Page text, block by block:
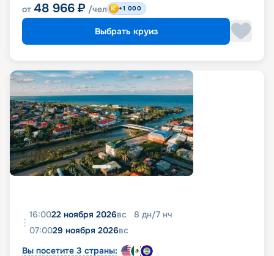
от 48 966 ₽ /чел +1 000
Выбрать круиз
16:0022 ноября 2026вс 8 дн/7 нч
07:0029 ноября 2026вс
Вы посетите 3 страны: